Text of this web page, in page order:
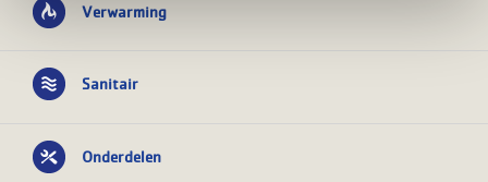
Verwarming
Sanitair
Onderdelen